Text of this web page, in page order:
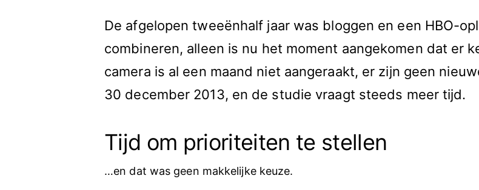
De afgelopen tweeënhalf jaar was bloggen en een HBO-
combineren, alleen is nu het moment aangekomen dat er
camera is al een maand niet aangeraakt, er zijn geen
30 december 2013, en de studie vraagt steeds meer tijd.
Tijd om prioriteiten te stellen
…en dat was geen makkelijke keuze.